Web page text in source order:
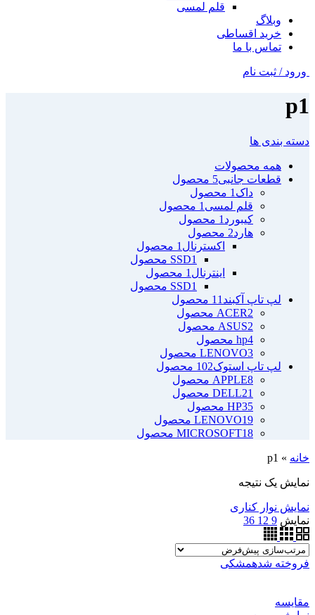
قلم لمسی
وبلاگ
خرید اقساطی
تماس با ما
ورود / ثبت نام
p1
دسته بندی ها
همه محصولات
قطعات جانبی5 محصول
داک 1 محصول
قلم لمسی 1 محصول
کیبورد 1 محصول
هارد2 محصول
اکسترنال 1 محصول
SSD1 محصول
اینترنال 1 محصول
SSD1 محصول
لپ تاپ آکبند 11 محصول
ACER2 محصول
ASUS2 محصول
hp4 محصول
LENOVO3 محصول
لپ تاپ استوک102 محصول
APPLE8 محصول
DELL21 محصول
HP35 محصول
LENOVO19 محصول
MICROSOFT18 محصول
خانه »
p1
نمایش یک نتیجه
نمایش نوار کناری
نمایش 9
12
36
فروخته شدهمشکی
مقايسه